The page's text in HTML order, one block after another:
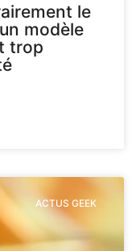
le
modèle
trop
ACTUS GEEK